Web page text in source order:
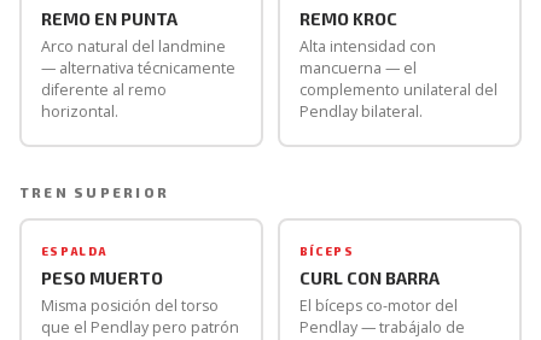
REMO EN PUNTA
Arco natural del landmine
— alternativa técnicamente
diferente al remo
horizontal.
REMO KROC
Alta intensidad con
mancuerna — el
complemento unilateral del
Pendlay bilateral.
TREN SUPERIOR
ESPALDA
PESO MUERTO
Misma posición del torso
que el Pendlay pero patrón
BÍCEPS
CURL CON BARRA
El bíceps co-motor del
Pendlay — trabájalo de